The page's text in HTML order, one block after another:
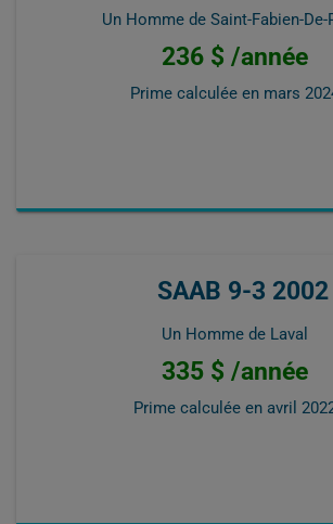
Un Homme de Saint-Fabien-De-
236 $ /année
Prime calculée en mars
SAAB 9-3 2002
Un Homme de Laval
335 $ /année
Prime calculée en avril